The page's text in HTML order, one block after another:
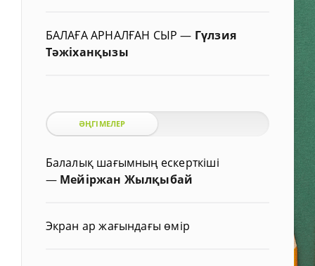
БАЛАҒА АРНАЛҒАН СЫР— Гүлзия
Тәжіханқызы
ӘҢГІМЕЛЕР
Балалық шағымның ескерткіші
— Мейіржан Жылқыбай
Экран ар жағындағы өмір